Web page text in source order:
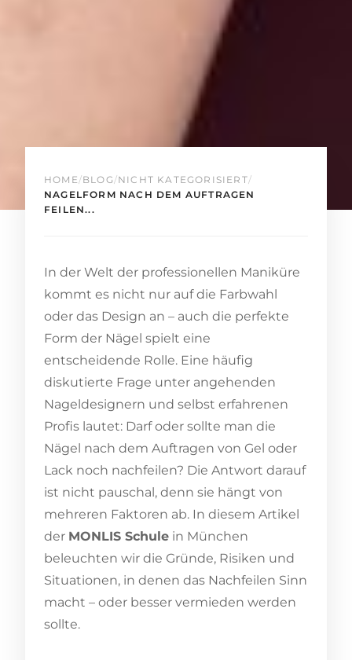
HOME /BLOG /NICHT KATEGORISIERT/
NAGELFORM NACH DEM AUFTRAGEN
FEILEN...
In der Welt der professionellen Maniküre
kommt es nicht nur auf die Farbwahl
oder das Design an – auch die perfekte
Form der Nägel spielt eine
entscheidende Rolle. Eine häufig
diskutierte Frage unter angehenden
Nageldesignern und selbst erfahrenen
Profis lautet: Darf oder sollte man die
Nägel nach dem Auftragen von Gel oder
Lack noch nachfeilen? Die Antwort darauf
ist nicht pauschal, denn sie hängt von
mehreren Faktoren ab. In diesem Artikel
der MONLIS Schule in München
beleuchten wir die Gründe, Risiken und
Situationen, in denen das Nachfeilen Sinn
macht – oder besser vermieden werden
sollte.